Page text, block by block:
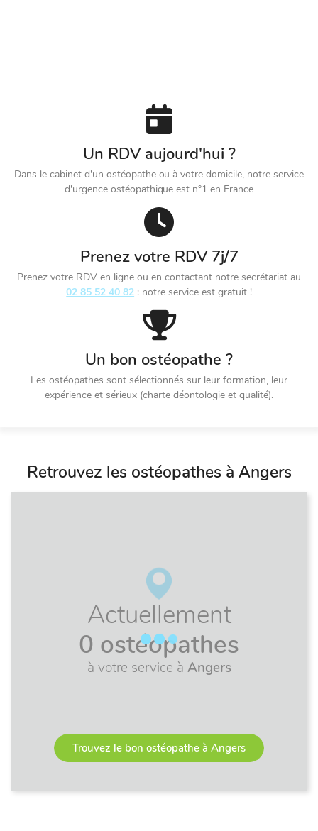
Un RDV aujourd'hui ?
Dans le cabinet d'un ostéopathe ou à votre domicile, notre service
d'urgence ostéopathique est n°1 en France
Prenez votre RDV 7j/7
Prenez votre RDV en ligne ou en contactant notre secrétariat au
02 85 52 40 82 : notre service est gratuit !
Un bon ostéopathe ?
Les ostéopathes sont sélectionnés sur leur formation, leur
expérience et sérieux (charte déontologie et qualité).
Retrouvez les ostéopathes à Angers
Actuellement
0 ostéopathes
à votre service à Angers
Trouvez le bon ostéopathe à Angers